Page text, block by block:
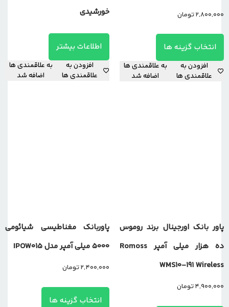
2,800,000تومان
انتخاب گزینه ها
افزودن به
علاقمندی ها
به علاقمندی ها
اضافه شد
خورشیدی
اطلاعات بیشتر
افزودن به
علاقمندی ها
به علاقمندی ها
اضافه شد
پاور بانک اورجینال برند روموس
ده هزار میلی آمپر Romoss
WMS10-191 Wireless
4,900,000تومان
پاوربانک مغناطیسی شیائومی
5000 میلی آمپر مدل IPOW015
2,400,000تومان
انتخاب گزینه ها